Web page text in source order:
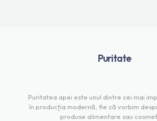
Puritate
Puritatea apei este unul dintre cei mai
în producția modernă, fie că vorbim
produse alimentare sau